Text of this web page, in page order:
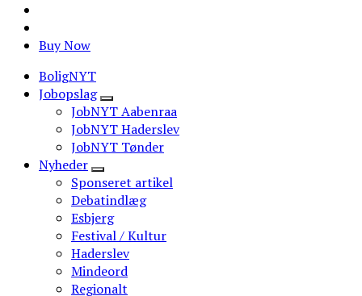
Buy Now
BoligNYT
Jobopslag
JobNYT Aabenraa
JobNYT Haderslev
JobNYT Tønder
Nyheder
Sponseret artikel
Debatindlæg
Esbjerg
Festival / Kultur
Haderslev
Mindeord
Regionalt